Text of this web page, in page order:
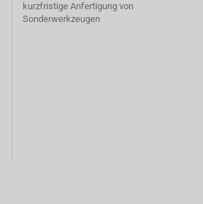
kurzfristige Anfertigung von
Sonderwerkzeugen